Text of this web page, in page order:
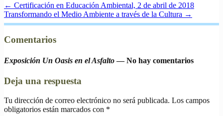
← Certificación en Educación Ambiental, 2 de abril de 2018
Transformando el Medio Ambiente a través de la Cultura →
Comentarios
Exposición Un Oasis en el Asfalto— No hay comentarios
Deja una respuesta
Tu dirección de correo electrónico no será publicada. Los campos
obligatorios están marcados con *